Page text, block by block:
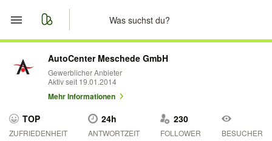
Start
Merkliste
Nachrichten
AutoCenter Meschede GmbH
Gewerblicher Anbieter
Aktiv seit 19.01.2014
Mehr Informationen
TOP
ZUFRIEDENHEIT
24h
ANTWORTZEIT
230
FOLLOWER BESUCHER